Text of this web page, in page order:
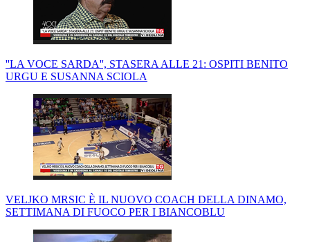
''LA VOCE SARDA'', STASERA ALLE 21: OSPITI BENITO
URGU E SUSANNA SCIOLA
VELJKO MRSIC È IL NUOVO COACH DELLA DINAMO,
SETTIMANA DI FUOCO PER I BIANCOBLU